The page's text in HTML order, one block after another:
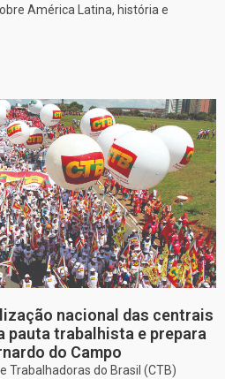
América Latina, história e
nacional das centrais
pauta trabalhista e prepara
do Campo
Trabalhadoras do Brasil (CTB)